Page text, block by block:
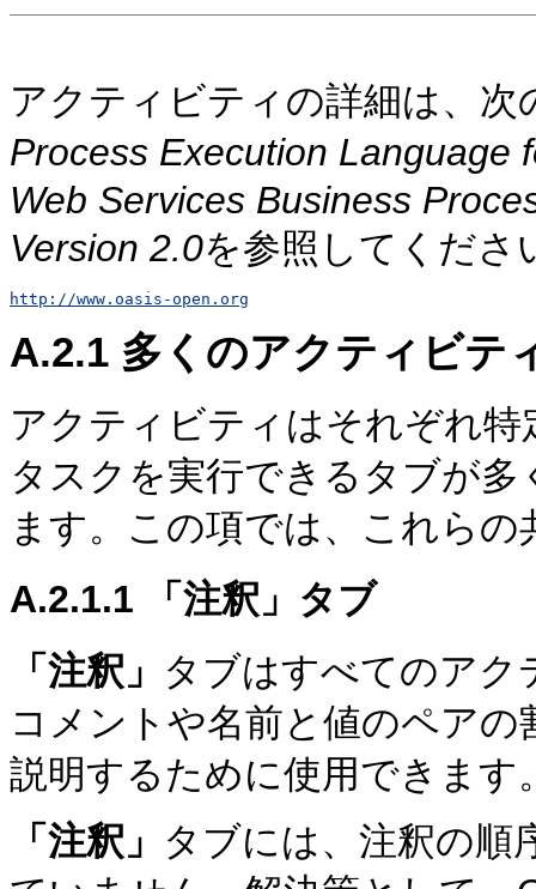
アクティビティの詳細は、
Process Execution Language
Web Services Business
Version 2.0を参照してくださ
http://www.oasis-open.org
A.2.1 多くのアクティビテ
アクティビティはそれぞれ
タスクを実行できるタブが
ます。この項では、これら
A.2.1.1 「注釈」タブ
「注釈」 タブはすべてのアク
コメントや名前と値のペア
説明するために使用できます
「注釈」 タブには、注釈の順